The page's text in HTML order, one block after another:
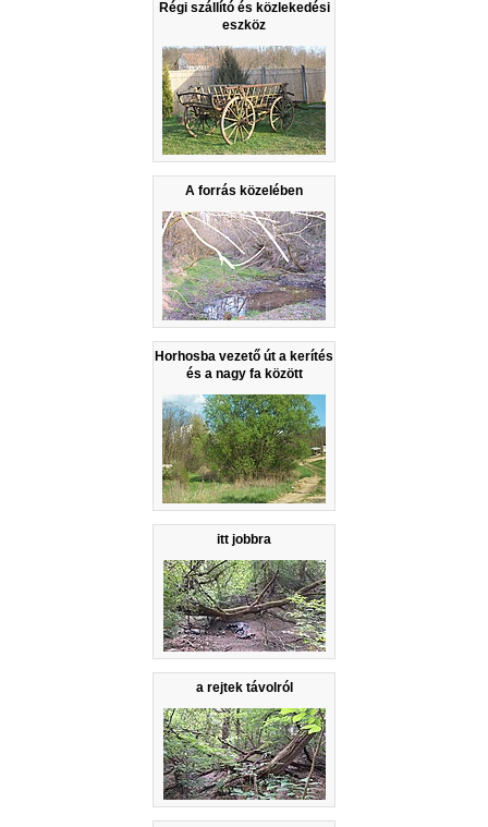
Régi szállító és közlekedési
eszköz
A forrás közelében
Horhosba vezető út a kerítés
és a nagy fa között
itt jobbra
a rejtek távolról